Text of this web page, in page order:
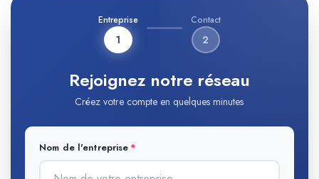
Entreprise
1
Contact
2
Rejoignez notre réseau
Créez votre compte en quelques minutes
Nom de l'entreprise